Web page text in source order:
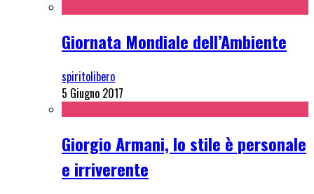
Giornata Mondiale dell’Ambiente
spiritolibero
5 Giugno 2017
Giorgio Armani, lo stile è personale
e irriverente